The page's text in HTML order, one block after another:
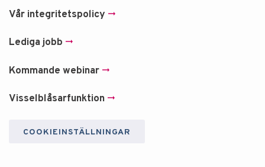
Vår integritetspolicy
Lediga jobb
Kommande webinar
Visselblåsarfunktion
COOKIEINSTÄLLNINGAR